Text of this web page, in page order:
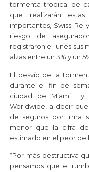
tormenta tropical de
que realizarán estas
importantes, Swiss Re
riesgo de
registraron el lunes sus
alzas entre un 3% y un
El desvío de la
durante el fin de
ciudad de Miami y
Worldwide, a decir
de seguros por Irma
menor que la cifra de
estimado en el peor de
“Por más destructiva
pensamos que el